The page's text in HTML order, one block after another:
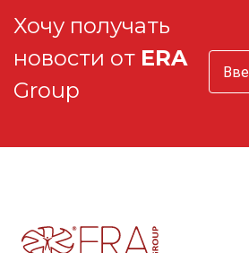
Хочу получать
новости от ERA
Group